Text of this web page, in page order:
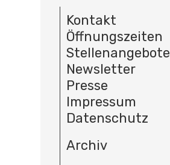
Kontakt
Öffnungszeiten
Stellenangebote
Newsletter
Presse
Impressum
Datenschutz
Archiv